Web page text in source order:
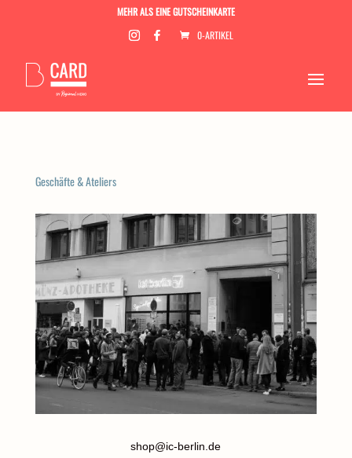
MEHR ALS EINE GUTSCHEINKARTE
0-ARTIKEL
Geschäfte & Ateliers
shop@ic-berlin.de